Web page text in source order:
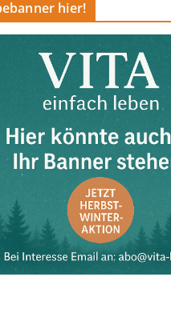
hier!